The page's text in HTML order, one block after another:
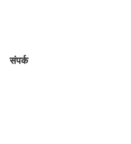
संपर्क